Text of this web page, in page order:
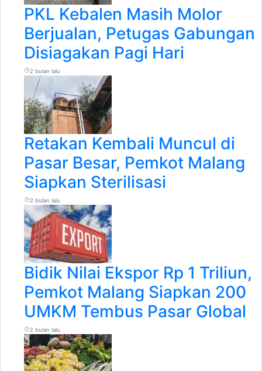
PKL Kebalen Masih Molor
Berjualan, Petugas Gabungan
Disiagakan Pagi Hari
2 bulan lalu
Retakan Kembali Muncul di
Pasar Besar, Pemkot Malang
Siapkan Sterilisasi
2 bulan lalu
Bidik Nilai Ekspor Rp 1 Triliun,
Pemkot Malang Siapkan 200
UMKM Tembus Pasar Global
2 bulan lalu